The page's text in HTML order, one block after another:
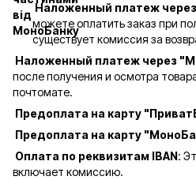
Наложенный платеж
можете оплатить заказ при
существует комиссия за
Наложенный платеж через
после получения и осмотра
почтомате.
Предоплата на карту
Предоплата на карту
Оплата по реквизитам IBAN:
включает комиссию.